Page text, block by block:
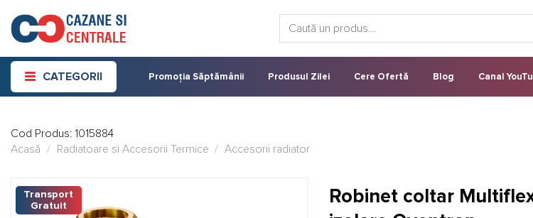
content
CATEGORII Promoția Săptămânii Produsul Zilei Cere Ofertă Blog Canal
Cod Produs: 1015884
Acasă
/ Radiatoare si Accesorii Termice / Accesorii radiator
Transport
Gratuit
Robinet coltar